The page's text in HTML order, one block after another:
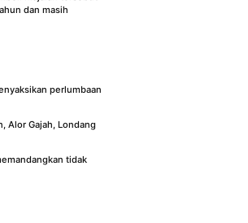
dan masih
perlumbaan
Alor Gajah, Londang
tidak